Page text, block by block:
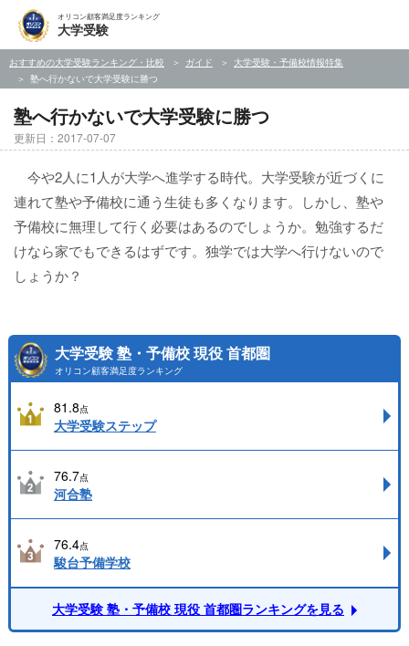
オリコン顧客満足度ランキング
大学受験
おすすめの大学受験ランキング・比較 ガイド
大学受験・予備校情報特集
塾へ行かないで大学受験に勝つ
塾へ行かないで大学受験に勝つ
更新日：2017-07-07
今や2人に1人が大学へ進学する時代。大学受験が近づくに
連れて塾や予備校に通う生徒も多くなります。しかし、塾や
予備校に無理して行く必要はあるのでしょうか。勉強するだ
けなら家でもできるはずです。独学では大学へ行けないので
しょうか？
大学受験 塾・予備校 現役 首都圏
オリコン顧客満足度ランキング
81.8点
大学受験ステップ
76.7点
河合塾
76.4点
駿台予備学校
大学受験 塾・予備校 現役 首都圏ランキングを見る